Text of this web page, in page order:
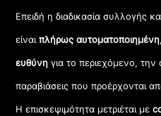
Επειδή η διαδικασία συλλογής
είναιπλήρως αυτοματοποιημένη
ευθύνη για το περιεχόμενο, την
παραβιάσεις που προέρχονται
Η επισκεψιμότητα μετριέται με